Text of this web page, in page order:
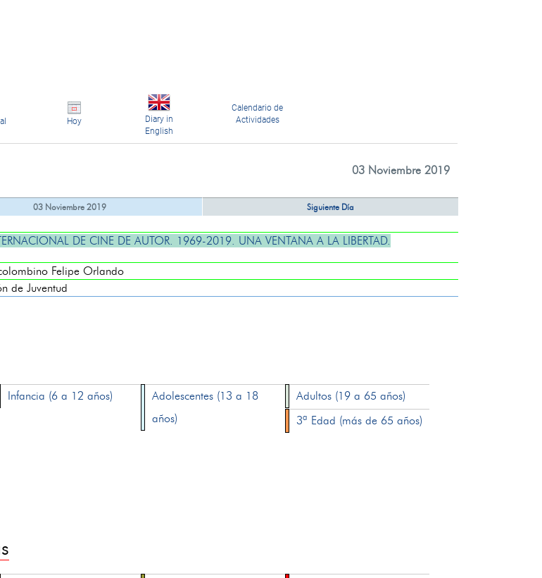
Hoy
Diary in
English
Calendario de
Actividades
03 Noviembre 2019
03 Noviembre 2019 Siguiente Día
DE CINE DE AUTOR. 1969-2019. UNA VENTANA A LA LIBERTAD.
Felipe Orlando
Juventud
Infancia (6 a 12 años)
Adolescentes (13 a 18
años)
Adultos (19 a 65 años)
3ª Edad (más de 65 años)